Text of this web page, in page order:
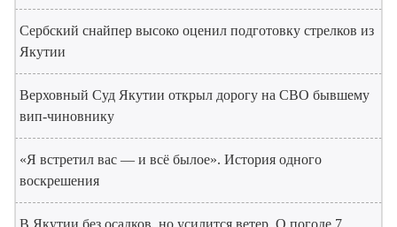
Сербский снайпер высоко оценил подготовку стрелков из
Якутии
Верховный Суд Якутии открыл дорогу на СВО бывшему
вип-чиновнику
«Я встретил вас — и всё былое». История одного
воскрешения